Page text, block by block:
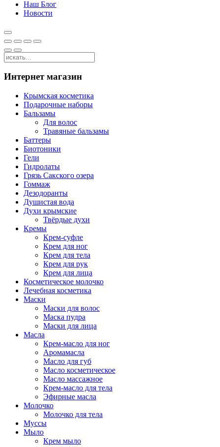
Наш Блог
Новости
Интернет магазин
Крымская косметика
Подарочные наборы
Бальзамы
Для волос
Травяные бальзамы
Баттеры
Биотоники
Гели
Гидролаты
Грязь Сакского озера
Гоммаж
Дезодоранты
Душистая вода
Духи крымские
Твёрдые духи
Кремы
Крем-суфле
Крем для ног
Крем для тела
Крем для рук
Крем для лица
Косметическое молочко
Лечебная косметика
Маски
Маски для волос
Маска пудра
Маски для лица
Масла
Крем-масло для ног
Аромамасла
Масло для губ
Масло косметическое
Масло массажное
Крем-масло для тела
Эфирные масла
Молочко
Молочко для тела
Муссы
Мыло
Крем мыло